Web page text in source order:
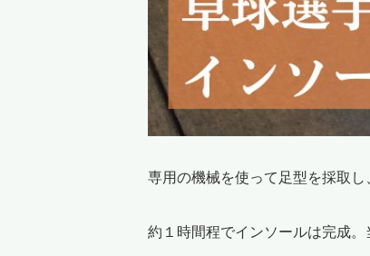
専用の機械を使って足型を採取
約１時間程でインソールは完成。